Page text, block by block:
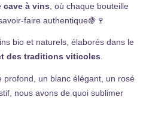
cave à vins , où chaque bouteille
faire authentique🍇🍷
bio et naturels, élaborés dans le
des traditions viticoles.
un blanc élégant, un rosé
nous avons de quoi sublimer